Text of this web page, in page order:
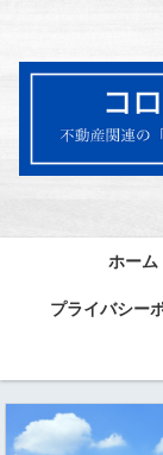
ホーム
プライバシー